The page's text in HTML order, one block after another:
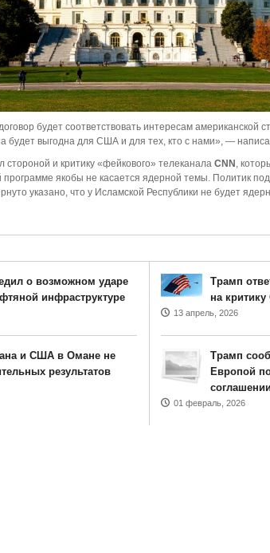
будет соответствовать интересам американской
будет выгодна для США и для тех, кто с нами», —
и критику «фейкового» телеканала CNN ,
якобы не касается ядерной темы. Политик
указано, что у Исламской Республики не будет
о возможном ударе
инфраструктуре
Трамп
на
13 апрель, 2026
и США в Омане не
результатов
Трамп
Европой
соглашении
01 февраль, 2026